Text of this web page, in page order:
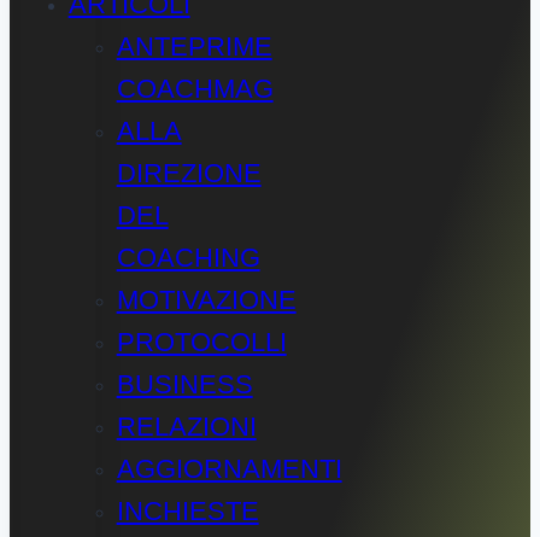
ANTEPRIME
COACHMAG
ALLA
DIREZIONE
DEL
COACHING
MOTIVAZIONE
PROTOCOLLI
BUSINESS
RELAZIONI
AGGIORNAMENTI
INCHIESTE